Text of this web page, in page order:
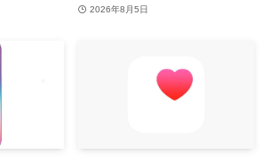
月8日か9月9日に開催見込
2026年8月5日